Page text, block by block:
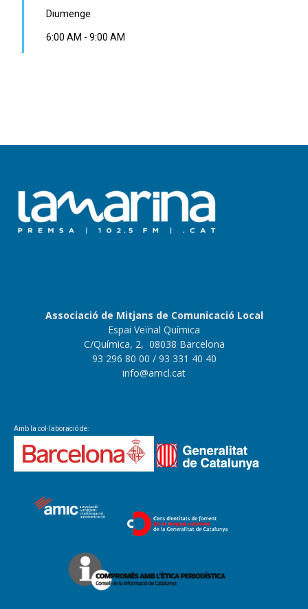
Diumenge
6:00 AM - 9:00 AM
Associació de Mitjans de Comunicació Local
Espai Veïnal Química
C/Química, 2, 08038 Barcelona
93 296 80 00 / 93 331 40 40
info@amcl.cat
Amb la col·laboració de: